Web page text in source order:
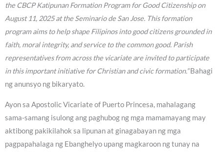
the CBCP Katipunan Formation Program for Good Citizenship on
August 11, 2025 at the Seminario de San Jose. This formation
program aims to help shape Filipinos into good citizens grounded in
faith, moral integrity, and service to the common good. Parish
representatives from across the vicariate are invited to participate
in this important initiative for Christian and civic formation.”Bahagi
ng anunsyo ng bikaryato.
Ayon sa Apostolic Vicariate of Puerto Princesa, mahalagang
sama-samang isulong ang paghubog ng mga mamamayang may
aktibong pakikilahok sa lipunan at ginagabayan ng mga
pagpapahalaga ng Ebanghelyo upang magkaroon ng tunay na